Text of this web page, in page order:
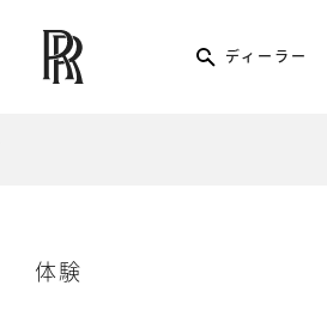
体験
ディーラー